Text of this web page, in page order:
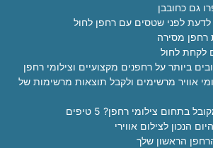
גם כחובבן
לפני שטסים עם רחפן לחול
מסירה
לקחת לחול
אוויר מרשימים ולקבל תוצאות מרשימות של
בתחום צילומי רחפן? 5 טיפים
הנכון לצילום אווירי
הראשון שלך